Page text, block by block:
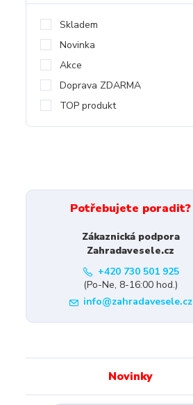
Skladem
Novinka
Akce
Doprava ZDARMA
TOP produkt
Potřebujete poradit?
Zákaznická podpora
Zahradavesele.cz
+420 730 501 925
(Po-Ne, 8-16:00 hod.)
info@zahradavesele.cz
Novinky